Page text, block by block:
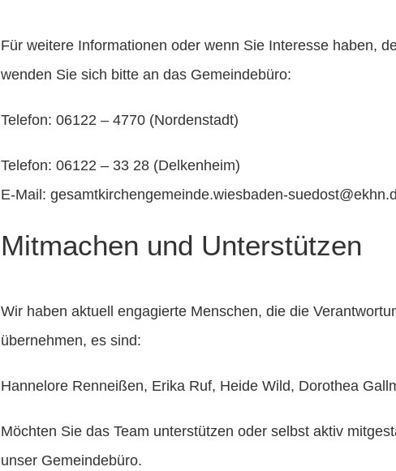
Für weitere Informationen oder wenn Sie Interesse haben,
wenden Sie sich bitte an das Gemeindebüro:
Telefon: 06122 – 4770 (Nordenstadt)
Telefon: 06122 – 33 28 (Delkenheim)
E-Mail: gesamtkirchengemeinde.wiesbaden-
Mitmachen und Unterstützen
Wir haben aktuell engagierte Menschen, die die
übernehmen, es sind:
Hannelore Renneißen, Erika Ruf, Heide Wild, Dorothea
Möchten Sie das Team unterstützen oder selbst aktiv
unser Gemeindebüro.